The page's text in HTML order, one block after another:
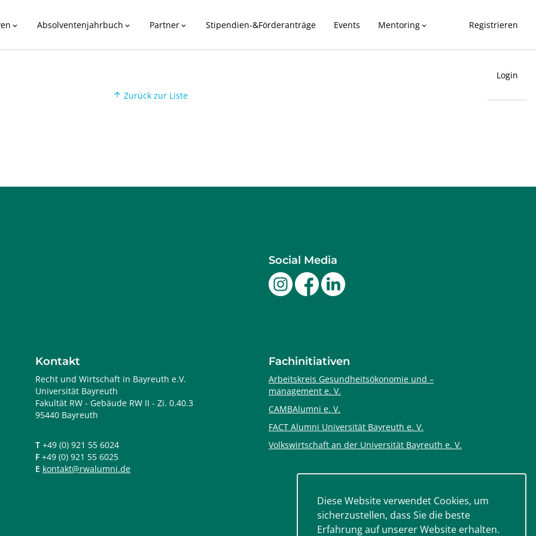
Diese Website verwendet Cookies, um
sicherzustellen, dass Sie die beste
Erfahrung auf unserer Website erhalten.
expand_more Absolventenjahrbuch expand_more Partner expand_more Stipendien-&Förderanträge Events Mentoring expand_more Registrieren
Login
arrow_upward Zurück zur Liste
Social Media
Kontakt
Recht und Wirtschaft in Bayreuth e.V.
Universität Bayreuth
Fakultät RW - Gebäude RW II - Zi. 0.40.3
95440 Bayreuth
T +49 (0) 921 55 6024
F +49 (0) 921 55 6025
E kontakt@rwalumni.de
Fachinitiativen
Arbeitskreis Gesundheitsökonomie und –
management e. V.
CAMBAlumni e. V.
FACT Alumni Universität Bayreuth e. V.
Volkswirtschaft an der Universität Bayreuth e. V.